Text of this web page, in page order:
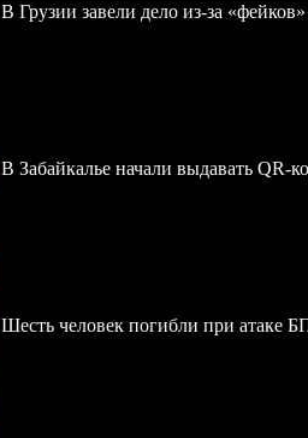
В Грузии завели дело из-за
В Забайкалье начали выдавать QR-
Шесть человек погибли при атаке